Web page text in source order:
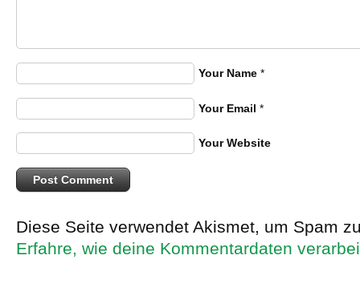
Your Name *
Your Email *
Your Website
Diese Seite verwendet Akismet, um Spam
Erfahre, wie deine Kommentardaten